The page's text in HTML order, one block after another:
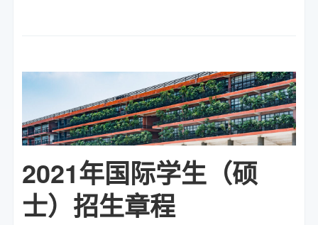
2021年国际学生（硕
士）招生章程